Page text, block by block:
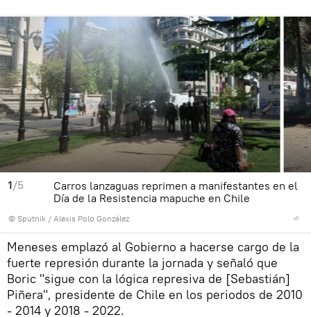
1/5
© Sputnik / Alexis Polo González
Carros lanzaguas reprimen a manifestantes en el
Día de la Resistencia mapuche en Chile
Meneses emplazó al Gobierno a hacerse cargo de la
fuerte represión durante la jornada y señaló que
Boric "sigue con la lógica represiva de [Sebastián]
Piñera", presidente de Chile en los periodos de 2010
- 2014 y 2018 - 2022.